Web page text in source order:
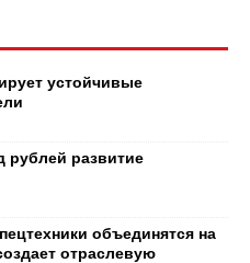
устойчивые
развитие
объединятся на
отраслевую